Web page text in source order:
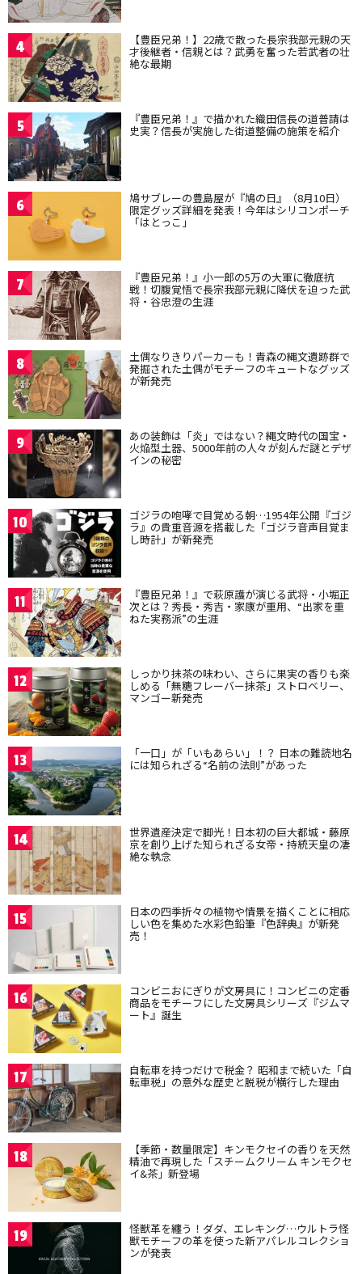
4 【豊臣兄弟！】22歳で散った長宗我部元親の天
才後継者・信親とは？武勇を奮った若武者の壮
絶な最期
5 『豊臣兄弟！』で描かれた織田信長の道普請は
史実？信長が実施した街道整備の施策を紹介
6 鳩サブレーの豊島屋が『鳩の日』（8月10日）
限定グッズ詳細を発表！今年はシリコンポーチ
「はとっこ」
7 『豊臣兄弟！』小一郎の5万の大軍に徹底抗
戦！切腹覚悟で長宗我部元親に降伏を迫った武
将・谷忠澄の生涯
8 土偶なりきりパーカーも！青森の縄文遺跡群で
発掘された土偶がモチーフのキュートなグッズ
が新発売
9 あの装飾は「炎」ではない？縄文時代の国宝・
火焔型土器、5000年前の人々が刻んだ謎とデザ
インの秘密
10 ゴジラの咆哮で目覚める朝…1954年公開『ゴジ
ラ』の貴重音源を搭載した「ゴジラ音声目覚ま
し時計」が新発売
11 『豊臣兄弟！』で萩原護が演じる武将・小堀正
次とは？秀長・秀吉・家康が重用、“出家を重
ねた実務派”の生涯
12 しっかり抹茶の味わい、さらに果実の香りも楽
しめる「無糖フレーバー抹茶」ストロベリー、
マンゴー新発売
13 「一口」が「いもあらい」！？ 日本の難読地名
には知られざる“名前の法則”があった
14 世界遺産決定で脚光！日本初の巨大都城・藤原
京を創り上げた知られざる女帝・持統天皇の凄
絶な執念
15 日本の四季折々の植物や情景を描くことに相応
しい色を集めた水彩色鉛筆『色辞典』が新発
売！
16 コンビニおにぎりが文房具に！コンビニの定番
商品をモチーフにした文房具シリーズ『ジムマ
ート』誕生
17 自転車を持つだけで税金？ 昭和まで続いた「自
転車税」の意外な歴史と脱税が横行した理由
18 【季節・数量限定】キンモクセイの香りを天然
精油で再現した「スチームクリーム キンモクセ
イ&茶」新登場
19 怪獣革を纏う！ダダ、エレキング…ウルトラ怪
獣モチーフの革を使った新アパレルコレクショ
ンが発表